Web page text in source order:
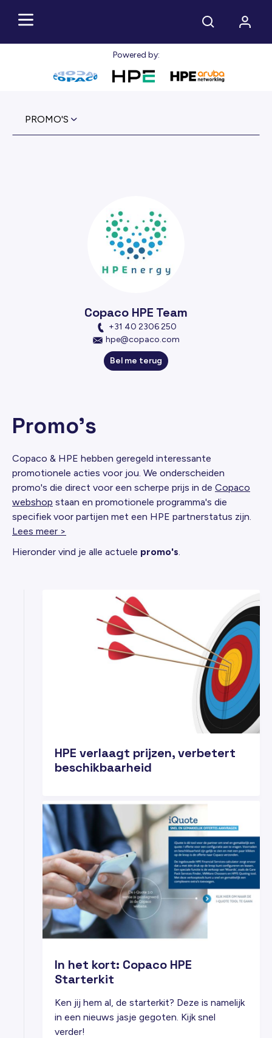
Powered by:
PROMO'S
Copaco HPE Team
+31 40 2306 250
hpe@copaco.com
Bel me terug
Promo's
Copaco & HPE hebben geregeld interessante
promotionele acties voor jou. We onderscheiden
promo's die direct voor een scherpe prijs in de Copaco
webshop staan en promotionele programma's die
specifiek voor partijen met een HPE partnerstatus zijn.
Lees meer >
Hieronder vind je alle actuele promo's.
HPE verlaagt prijzen, verbetert
beschikbaarheid
In het kort: Copaco HPE
Starterkit
Ken jij hem al, de starterkit? Deze is namelijk
in een nieuws jasje gegoten. Kijk snel
verder!